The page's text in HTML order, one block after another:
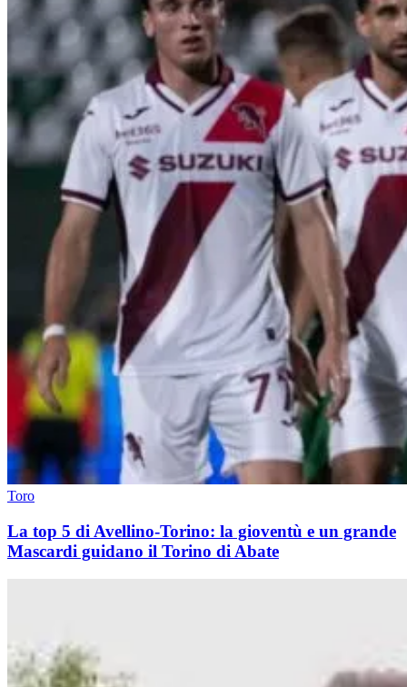
Toro
La top 5 di Avellino-Torino: la gioventù e un grande
Mascardi guidano il Torino di Abate